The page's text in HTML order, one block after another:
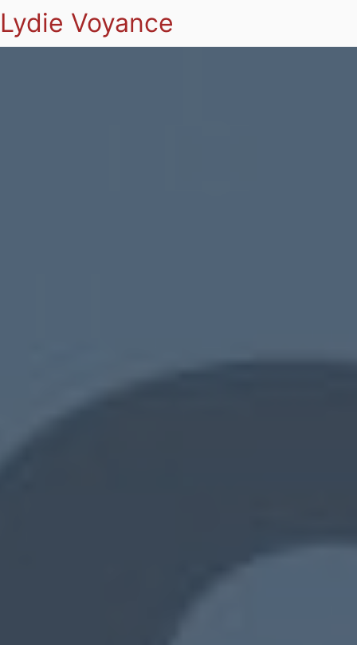
Lydie Voyance